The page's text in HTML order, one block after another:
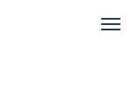
תפריט